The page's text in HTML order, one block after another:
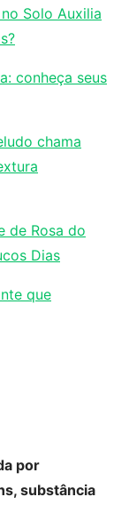
Solo Auxilia
conheça seus
chama
de Rosa do
Dias
que
por
substância